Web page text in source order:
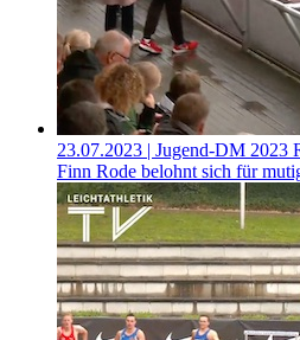
23.07.2023 | Jugend-DM 2023
Finn Rode belohnt sich für